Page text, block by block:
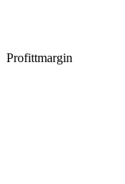
Profittmargin